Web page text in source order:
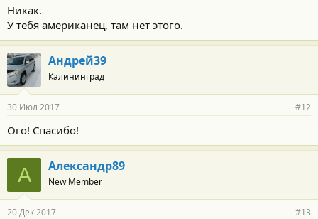
Никак.
У тебя американец, там нет этого.
Андрей39
Калининград
30 Июл 2017 #12
Ого! Спасибо!
А Александр89
New Member
20 Дек 2017 #13